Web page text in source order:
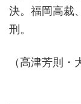
決。福岡高裁
刑
（高津芳則・